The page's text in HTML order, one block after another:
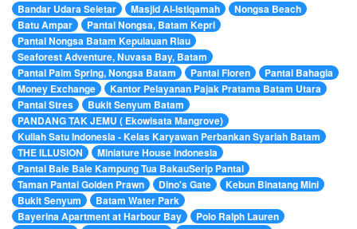
Bandar Udara Seletar Masjid Al-Istiqamah
Nongsa Beach
Batu Ampar
Pantai Nongsa, Batam Kepri
Pantai Nongsa Batam Kepulauan Riau
Seaforest Adventure, Nuvasa Bay, Batam
Pantai Palm Spring, Nongsa Batam
Pantai Floren
Pantai Bahagia
Money Exchange
Kantor Pelayanan Pajak Pratama Batam Utara
Pantai Stres
Bukit Senyum Batam
PANDANG TAK JEMU ( Ekowisata Mangrove)
Kuliah Satu Indonesia - Kelas Karyawan Perbankan Syariah Batam
THE ILLUSION
Miniature House Indonesia
Pantai Bale Bale Kampung Tua BakauSerip Pantai
Taman Pantai Golden Prawn
Dino's Gate
Kebun Binatang Mini
Bukit Senyum
Batam Water Park
Bayerina Apartment at Harbour Bay
Polo Ralph Lauren